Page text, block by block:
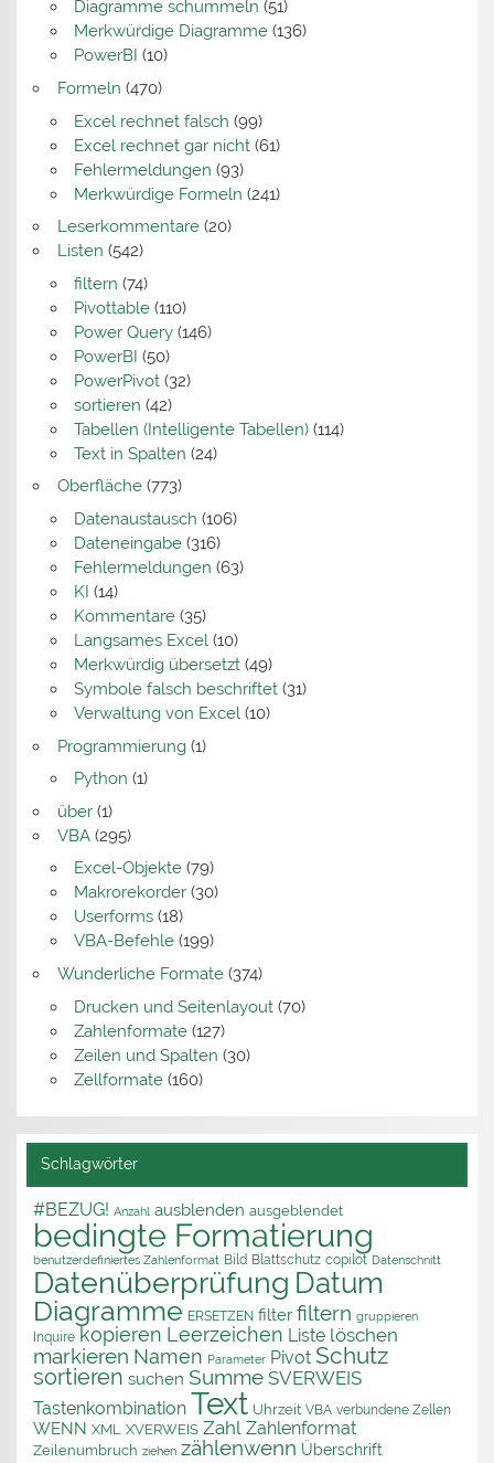
Diagramme schummeln (51)
Merkwürdige Diagramme(136)
PowerBI (10)
Formeln (470)
Excel rechnet falsch (99)
Excel rechnet gar nicht(61)
Fehlermeldungen (93)
Merkwürdige Formeln (241)
Leserkommentare(20)
Listen (542)
filtern (74)
Pivottable(110)
Power Query(146)
PowerBI (50)
PowerPivot(32)
sortieren (42)
Tabellen (Intelligente Tabellen)(114)
Text in Spalten (24)
Oberfläche(773)
Datenaustausch (106)
Dateneingabe(316)
Fehlermeldungen (63)
KI (14)
Kommentare(35)
Langsames Excel(10)
Merkwürdig übersetzt(49)
Symbole falsch beschriftet(31)
Verwaltung von Excel(10)
Programmierung(1)
Python (1)
über(1)
VBA(295)
Excel-Objekte(79)
Makrorekorder(30)
Userforms(18)
VBA-Befehle(199)
Wunderliche Formate(374)
Drucken und Seitenlayout(70)
Zahlenformate(127)
Zeilen und Spalten (30)
Zellformate(160)
Schlagwörter
#BEZUG! Anzahl ausblenden ausgeblendet
bedingte Formatierung
benutzerdefiniertes Zahlenformat Bild Blattschutz copilot Datenschnitt
Datenüberprüfung Datum
Diagramme ERSETZEN filter filtern gruppieren
Inquire kopieren Leerzeichen Liste löschen
markieren Namen Parameter Pivot Schutz
sortieren suchen Summe SVERWEIS
Tastenkombination Text Uhrzeit VBA verbundene Zellen
WENN XML XVERWEIS Zahl Zahlenformat
Zeilenumbruch ziehen zählenwenn Überschrift